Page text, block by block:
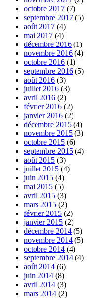
octobre 2017 (7)
septembre 2017 (5)
août 2017 (4)
mai 2017 (4)
décembre 2016 (1)
novembre 2016 (4)
octobre 2016 (1)
septembre 2016 (5)
août 2016 (3)
juillet 2016 (3)
avril 2016 (2)
février 2016 (2)
janvier 2016 (2)
décembre 2015 (4)
novembre 2015 (3)
octobre 2015 (6)
septembre 2015 (4)
août 2015 (3)
juillet 2015 (4)
juin 2015 (4)
mai 2015 (5)
avril 2015 (3)
mars 2015 (2)
février 2015 (2)
janvier 2015 (2)
décembre 2014 (5)
novembre 2014 (5)
octobre 2014 (4)
septembre 2014 (4)
août 2014 (6)
juin 2014 (8)
avril 2014 (3)
mars 2014 (2)